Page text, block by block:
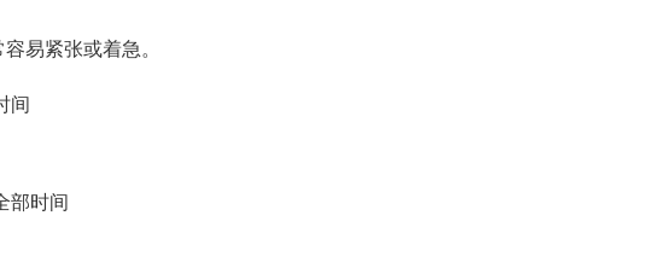
易紧张或着急。
间
部时间